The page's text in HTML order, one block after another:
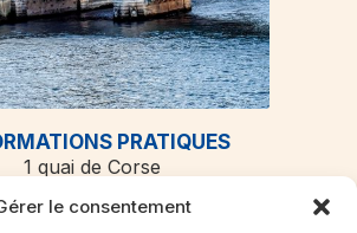
le consentement
PRATIQUES
1 quai de Corse
Paris cedex 04